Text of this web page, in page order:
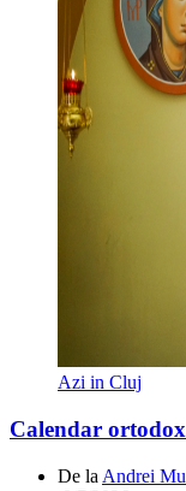
Azi in Cluj
Calendar
De la Andrei